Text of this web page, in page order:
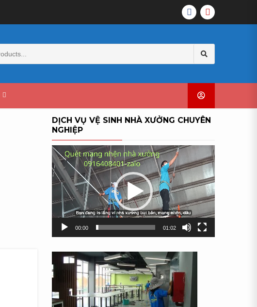
VỆ
SINH
NGHIỆP
TIỀN
GIANG
VỆ
SINH
XƯỞNG
NGHIỆP
DỊCH VỤ VỆ SINH NHÀ XƯỞNG CHUYÊN
NGHIỆP
Trình
chơi
Video
00:00 01:02